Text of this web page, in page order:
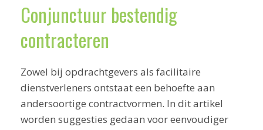
Conjunctuur bestendig
contracteren
Zowel bij opdrachtgevers als facilitaire
dienstverleners ontstaat een behoefte aan
andersoortige contractvormen. In dit artikel
worden suggesties gedaan voor eenvoudiger